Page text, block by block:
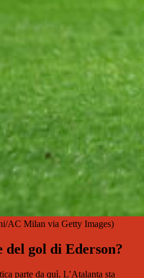
AC Milan via Getty Images)
del gol di Ederson?
parte da quì. L’Atalanta sta